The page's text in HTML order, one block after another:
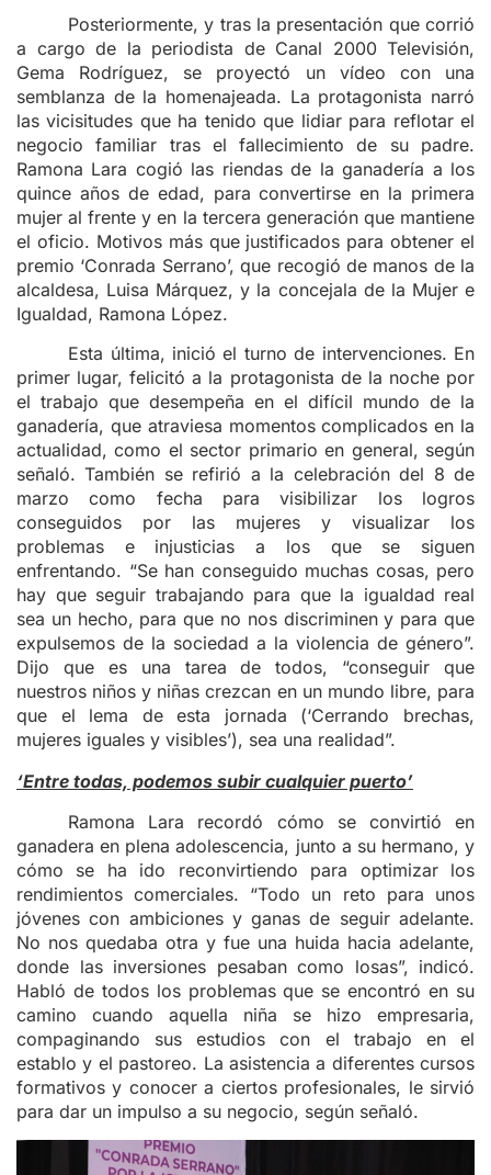
Posteriormente, y tras la presentación que corrió
a cargo de la periodista de Canal 2000 Televisión,
Gema Rodríguez, se proyectó un vídeo con una
semblanza de la homenajeada. La protagonista narró
las vicisitudes que ha tenido que lidiar para reflotar el
negocio familiar tras el fallecimiento de su padre.
Ramona Lara cogió las riendas de la ganadería a los
quince años de edad, para convertirse en la primera
mujer al frente y en la tercera generación que mantiene
el oficio. Motivos más que justificados para obtener el
premio ‘Conrada Serrano’, que recogió de manos de la
alcaldesa, Luisa Márquez, y la concejala de la Mujer e
Igualdad, Ramona López.
Esta última, inició el turno de intervenciones. En
primer lugar, felicitó a la protagonista de la noche por
el trabajo que desempeña en el difícil mundo de la
ganadería, que atraviesa momentos complicados en la
actualidad, como el sector primario en general, según
señaló. También se refirió a la celebración del 8 de
marzo como fecha para visibilizar los logros
conseguidos por las mujeres y visualizar los
problemas e injusticias a los que se siguen
enfrentando. “Se han conseguido muchas cosas, pero
hay que seguir trabajando para que la igualdad real
sea un hecho, para que no nos discriminen y para que
expulsemos de la sociedad a la violencia de género”.
Dijo que es una tarea de todos, “conseguir que
nuestros niños y niñas crezcan en un mundo libre, para
que el lema de esta jornada (‘Cerrando brechas,
mujeres iguales y visibles’), sea una realidad”.
‘Entre todas, podemos subir cualquier puerto’
Ramona Lara recordó cómo se convirtió en
ganadera en plena adolescencia, junto a su hermano, y
cómo se ha ido reconvirtiendo para optimizar los
rendimientos comerciales. “Todo un reto para unos
jóvenes con ambiciones y ganas de seguir adelante.
No nos quedaba otra y fue una huida hacia adelante,
donde las inversiones pesaban como losas”, indicó.
Habló de todos los problemas que se encontró en su
camino cuando aquella niña se hizo empresaria,
compaginando sus estudios con el trabajo en el
establo y el pastoreo. La asistencia a diferentes cursos
formativos y conocer a ciertos profesionales, le sirvió
para dar un impulso a su negocio, según señaló.